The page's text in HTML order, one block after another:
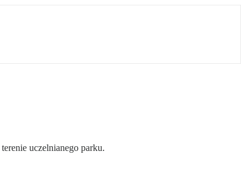
uczelnianego parku.